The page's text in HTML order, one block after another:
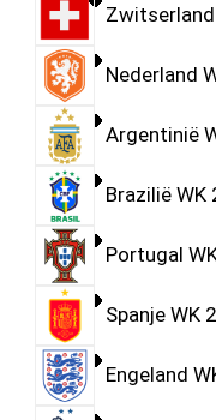
Nederland
Argentinië
Brazilië
Portugal
Spanje WK
Engeland